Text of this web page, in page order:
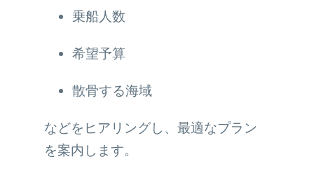
乗船人数
希望予算
散骨する海域
などをヒアリングし、最適なプラン
を案内します。